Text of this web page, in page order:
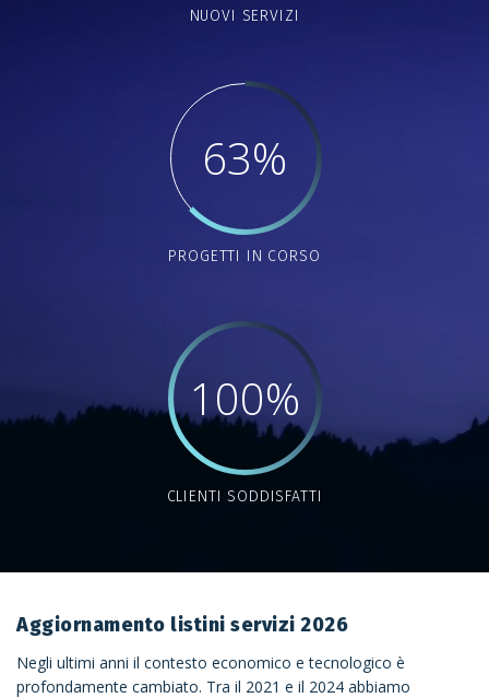
NUOVI SERVIZI
63
PROGETTI IN CORSO
100
CLIENTI SODDISFATTI
Aggiornamento listini servizi 2026
Negli ultimi anni il contesto economico e tecnologico è
profondamente cambiato. Tra il 2021 e il 2024 abbiamo